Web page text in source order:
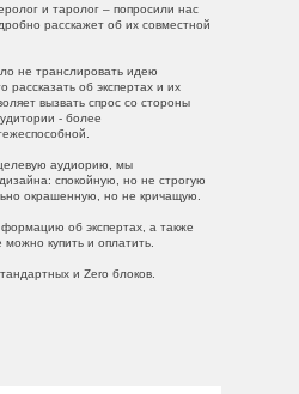
и таролог – попросили нас
расскажет об их совместной
не транслировать идею
рассказать об экспертах и их
вызвать спрос со стороны
- более
аудиорию, мы
спокойную, но не строгую
окрашенную, но не кричащую.
об экспертах, а также
купить и оплатить.
и Zero блоков.